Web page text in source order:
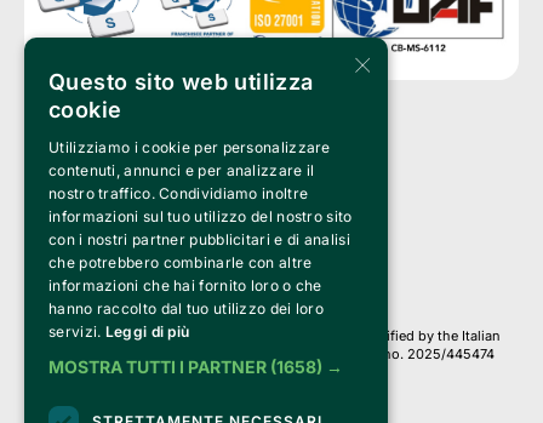
Clappit is a trademark of:
Bemils Srl
a Socio Unico
Via Fosse Ardeatine, 4 -20092 Cinisello Balsamo (MI)
PI 05589050961
Iscr. C.C.I.A.A. Milano R.E.A. 1833471
© 2010-2025 Bemils Srl - All rights reserved
Credits:
Clappit is based on the Belive 6.2 ticketing platform, certified by the Italian
Revenue Agency (Agenzia delle Entrate) under protocol no. 2025/445474
dated November 6, 2025.
On Clappit your purchases and your data
×
Questo sito web utilizza
cookie
Utilizziamo i cookie per personalizzare
contenuti, annunci e per analizzare il
nostro traffico. Condividiamo inoltre
informazioni sul tuo utilizzo del nostro sito
con i nostri partner pubblicitari e di analisi
che potrebbero combinarle con altre
informazioni che hai fornito loro o che
hanno raccolto dal tuo utilizzo dei loro
servizi. Leggi di più
MOSTRA TUTTI I PARTNER (1658) →